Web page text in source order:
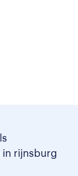
rijnsburg